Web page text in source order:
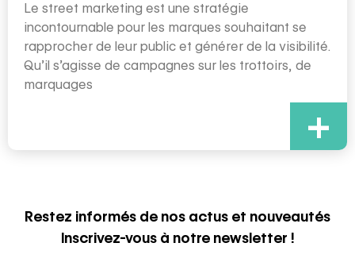
Le street marketing est une stratégie
incontournable pour les marques souhaitant se
rapprocher de leur public et générer de la visibilité.
Qu’il s’agisse de campagnes sur les trottoirs, de
marquages
+
Restez informés de nos actus et nouveautés
Inscrivez-vous à notre newsletter !